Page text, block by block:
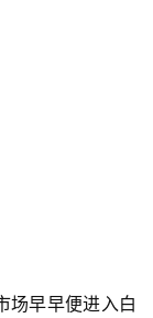
场早早便进入白